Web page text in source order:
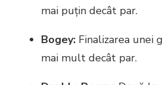
mai puțin decât par.
Bogey: Finalizarea unei
mai mult decât par.